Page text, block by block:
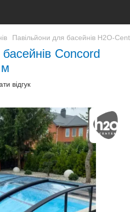
Павільйони для басейнів H2O-
Concord
відгук